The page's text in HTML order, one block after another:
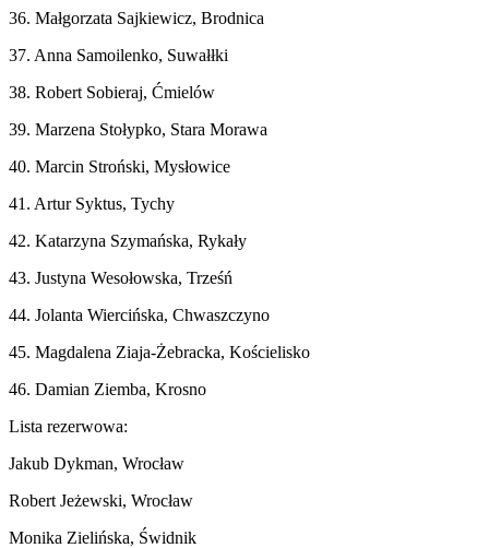
36. Małgorzata Sajkiewicz, Brodnica
37. Anna Samoilenko, Suwałłki
38. Robert Sobieraj, Ćmielów
39. Marzena Stołypko, Stara Morawa
40. Marcin Stroński, Mysłowice
41. Artur Syktus, Tychy
42. Katarzyna Szymańska, Rykały
43. Justyna Wesołowska, Trześń
44. Jolanta Wiercińska, Chwaszczyno
45. Magdalena Ziaja-Żebracka, Kościelisko
46. Damian Ziemba, Krosno
Lista rezerwowa:
Jakub Dykman, Wrocław
Robert Jeżewski, Wrocław
Monika Zielińska, Świdnik